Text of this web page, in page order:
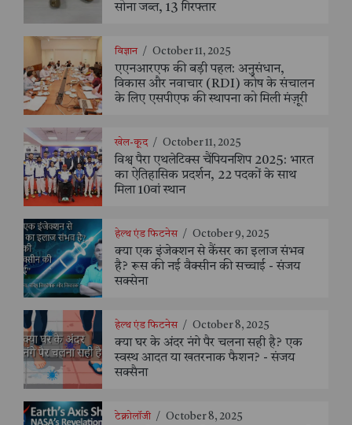
सोना जब्त, 13 गिरफ्तार
विज्ञान / October 11, 2025
एएनआरएफ की बड़ी पहल: अनुसंधान,
विकास और नवाचार (RDI) कोष के संचालन
के लिए एसपीएफ की स्थापना को मिली मंज़ूरी
खेल-कूद / October 11, 2025
विश्व पैरा एथलेटिक्स चैंपियनशिप 2025: भारत
का ऐतिहासिक प्रदर्शन, 22 पदकों के साथ
मिला 10वां स्थान
हेल्थ एंड फिटनेस / October 9, 2025
क्या एक इंजेक्शन से कैंसर का इलाज संभव
है? रूस की नई वैक्सीन की सच्चाई - संजय
सक्सेना
हेल्थ एंड फिटनेस / October 8, 2025
क्या घर के अंदर नंगे पैर चलना सही है? एक
स्वस्थ आदत या खतरनाक फैशन? - संजय
सक्सैना
टेक्नोलॉजी / October 8, 2025